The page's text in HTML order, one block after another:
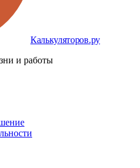
Калькуляторов.ру
и работы